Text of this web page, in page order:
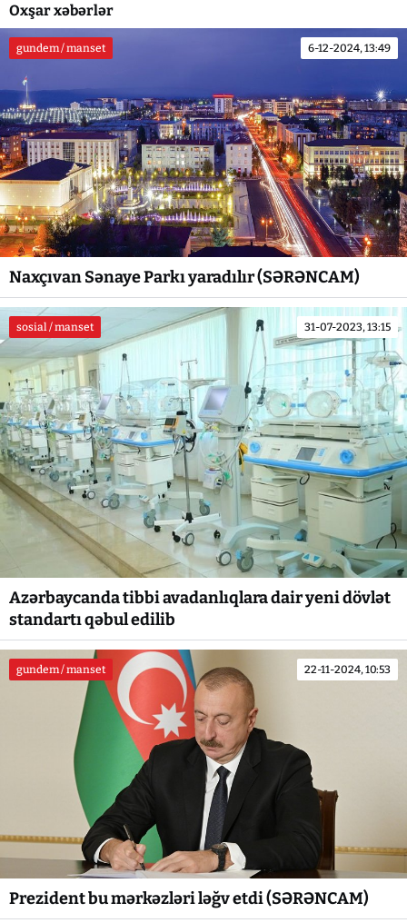
Oxşar xəbərlər
gundem / manset 6-12-2024, 13:49
Naxçıvan Sənaye Parkı yaradılır (SƏRƏNCAM)
sosial / manset 31-07-2023, 13:15
Azərbaycanda tibbi avadanlıqlara dair yeni dövlət
standartı qəbul edilib
gundem / manset 22-11-2024, 10:53
Prezident bu mərkəzləri ləğv etdi (SƏRƏNCAM)